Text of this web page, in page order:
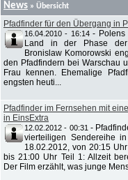
News » Übersicht
Pfadfinder für den Übergang in
16.04.2010 - 16:14-
Land in der Phase
Bronislaw Komorowski
den Pfadfindern bei Warschau
Frau kennen. Ehemalige
engsten heuti...
Pfadfinder im Fernsehen mit
in EinsExtra
12.02.2012 - 00:31-
vierteiligen Sendereihe
18.02.2012, von 20:15
bis 21:00 Uhr Teil 1: Allzeit
Der Film erzählt, was junge